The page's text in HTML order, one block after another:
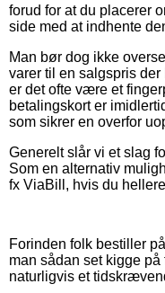
forud for at du placerer
side med at indhente
Man bør dog ikke
varer til en salgspris
er det ofte være et
betalingskort er
som sikrer en overfor
Generelt slår vi et slag
Som en alternativ
fx ViaBill, hvis du
Forinden folk bestiller
man sådan set kigge
naturligvis et